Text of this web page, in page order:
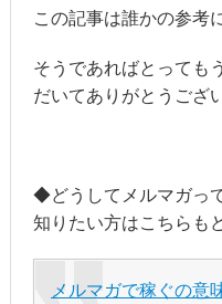
この記事は誰かの参考
そうであればとっても
だいてありがとうござ
◆どうしてメルマガっ
知りたい方はこちらも
メルマガで稼ぐの意